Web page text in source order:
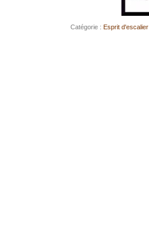
Catégorie : Esprit d'escalier